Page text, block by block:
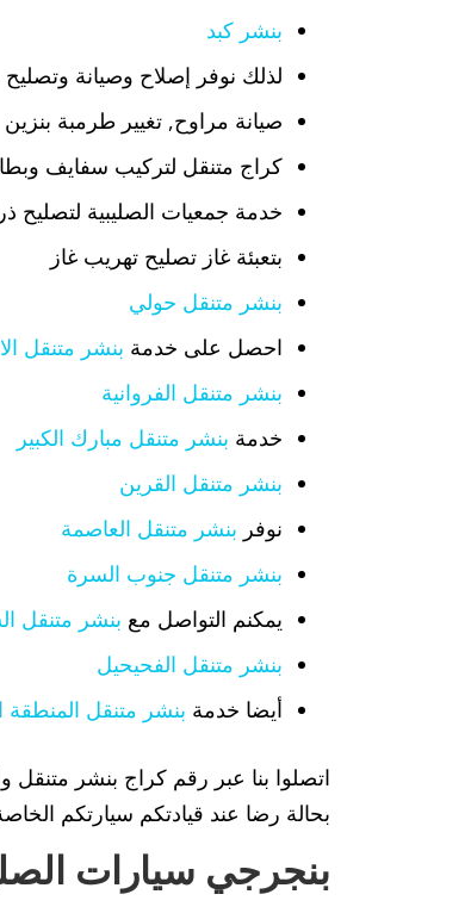
بنشر كبد
لذلك نوفر إصلاح وصيانة
صيانة مراوح, تغيير طرمبة بنزين
كراج متنقل لتركيب سفايف
خدمة جمعيات الصليبية لتصليح
بتعبئة غاز تصليح تهريب غاز
بنشر متنقل حولي
احصل على خدمة بنشر متنقل
بنشر متنقل الفروانية
خدمة بنشر متنقل مبارك الكبير
بنشر متنقل القرين
نوفر بنشر متنقل العاصمة
بنشر متنقل جنوب السرة
يمكنم التواصل مع بنشر متنقل
بنشر متنقل الفحيحيل
أيضا خدمة بنشر متنقل المنطقة
اتصلوا بنا عبر رقم كراج بنشر
بحالة رضا عند قيادتكم سيارتكم
بنجرجي سيارات